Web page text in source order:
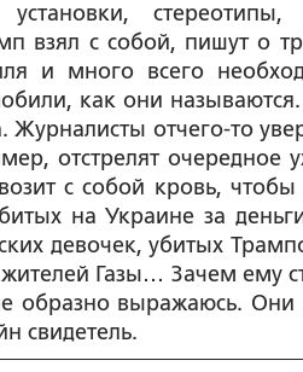
стереотипы,
взял с собой, пишут о
и много всего
как они
Журналисты отчего-то
отстрелят очередное
с собой кровь, чтобы
на Украине за
девочек, убитых
Газы… Зачем ему
образно выражаюсь. Они
свидетель.